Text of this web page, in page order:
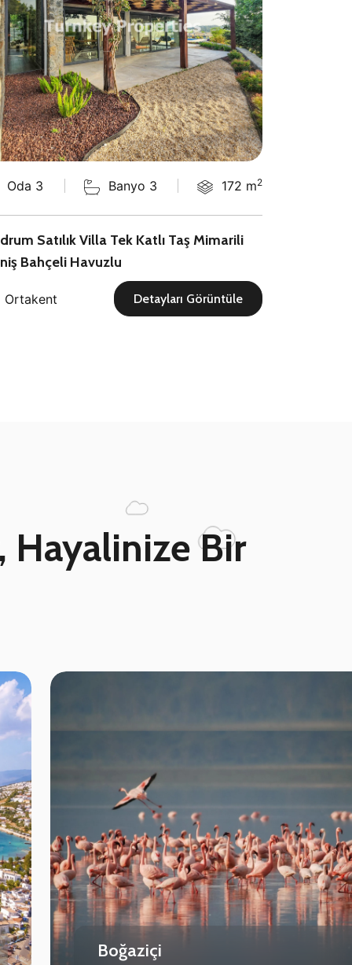
Oda 3 Banyo 3 172 m2
Satılık Villa Tek Katlı Taş Mimarili
Bahçeli Havuzlu
Ortakent Detayları Görüntüle
Hayalinize Bir
Boğaziçi